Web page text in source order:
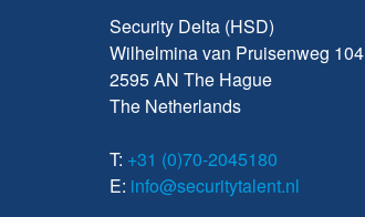
Security Delta (HSD)
Wilhelmina van Pruisenweg 104
2595 AN The Hague
The Netherlands
T: +31 (0)70-2045180
E: info@securitytalent.nl